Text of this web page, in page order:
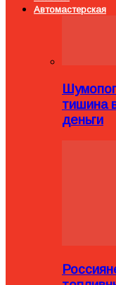
Автомастерская
тишина
деньги